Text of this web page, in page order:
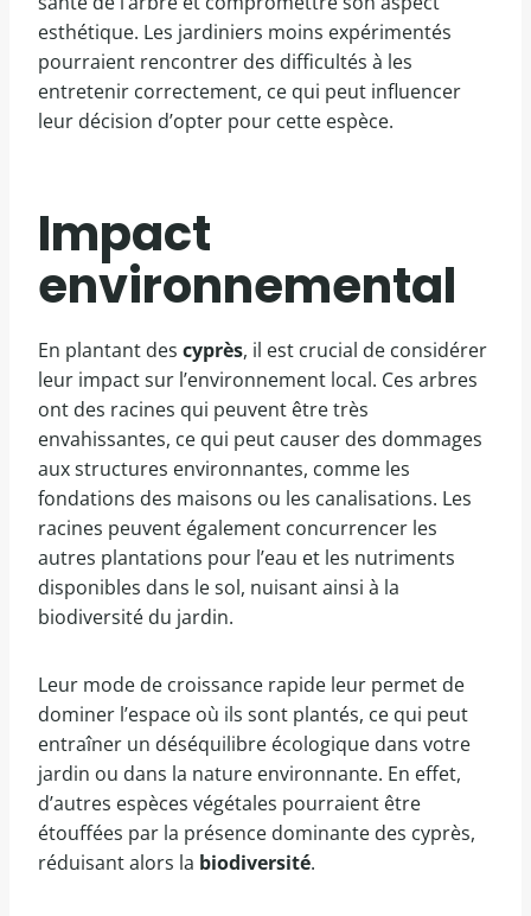
esthétique. Les jardiniers moins expérimentés
pourraient rencontrer des difficultés à les
entretenir correctement, ce qui peut influencer
leur décision d’opter pour cette espèce.
Impact
environnemental
En plantant des cyprès, il est crucial de considérer
leur impact sur l’environnement local. Ces arbres
ont des racines qui peuvent être très
envahissantes, ce qui peut causer des dommages
aux structures environnantes, comme les
fondations des maisons ou les canalisations. Les
racines peuvent également concurrencer les
autres plantations pour l’eau et les nutriments
disponibles dans le sol, nuisant ainsi à la
biodiversité du jardin.
Leur mode de croissance rapide leur permet de
dominer l’espace où ils sont plantés, ce qui peut
entraîner un déséquilibre écologique dans votre
jardin ou dans la nature environnante. En effet,
d’autres espèces végétales pourraient être
étouffées par la présence dominante des cyprès,
réduisant alors la biodiversité.